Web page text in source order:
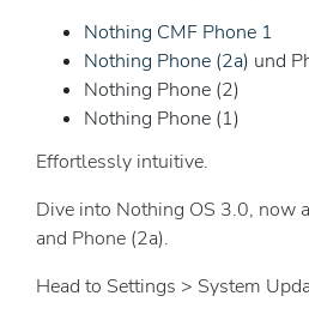
Nothing CMF Phone 1
Nothing Phone (2a) und
Nothing Phone (2)
Nothing Phone (1)
Effortlessly intuitive.
Dive into Nothing OS 3.0, now
and Phone (2a).
Head to Settings > System